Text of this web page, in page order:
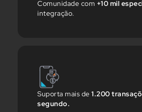
Comunidade com +10 mil
integração.
Suporta mais de 1.200
segundo.